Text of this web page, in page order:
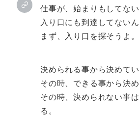
仕事が、始まりもしてな
入り口にも到達してないん
まず、入り口を探そうよ。
決められる事から決めてい
その時、できる事から決め
その時、決められない事
る。